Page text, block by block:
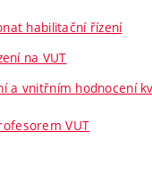
habilitační řízení
na VUT
a vnitřním hodnocení
VUT